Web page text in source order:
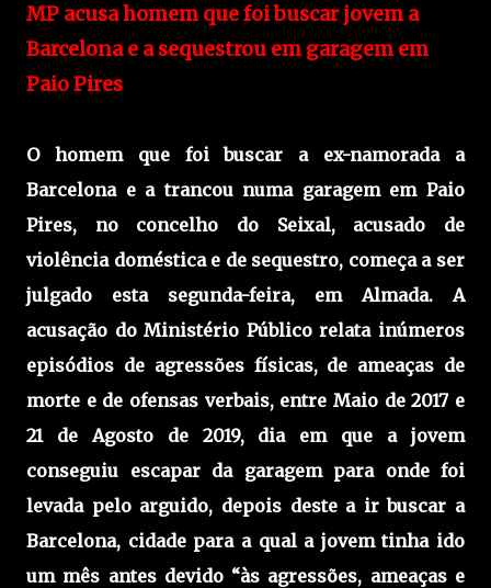
MP acusa homem que foi buscar jovem a
Barcelona e a sequestrou em garagem em
Paio Pires
O homem que foi buscar a ex-namorada a
Barcelona e a trancou numa garagem em Paio
Pires, no concelho do Seixal, acusado de
violência doméstica e de sequestro, começa a ser
julgado esta segunda-feira, em Almada. A
acusação do Ministério Público relata inúmeros
episódios de agressões físicas, de ameaças de
morte e de ofensas verbais, entre Maio de 2017 e
21 de Agosto de 2019, dia em que a jovem
conseguiu escapar da garagem para onde foi
levada pelo arguido, depois deste a ir buscar a
Barcelona, cidade para a qual a jovem tinha ido
um mês antes devido “às agressões, ameaças e